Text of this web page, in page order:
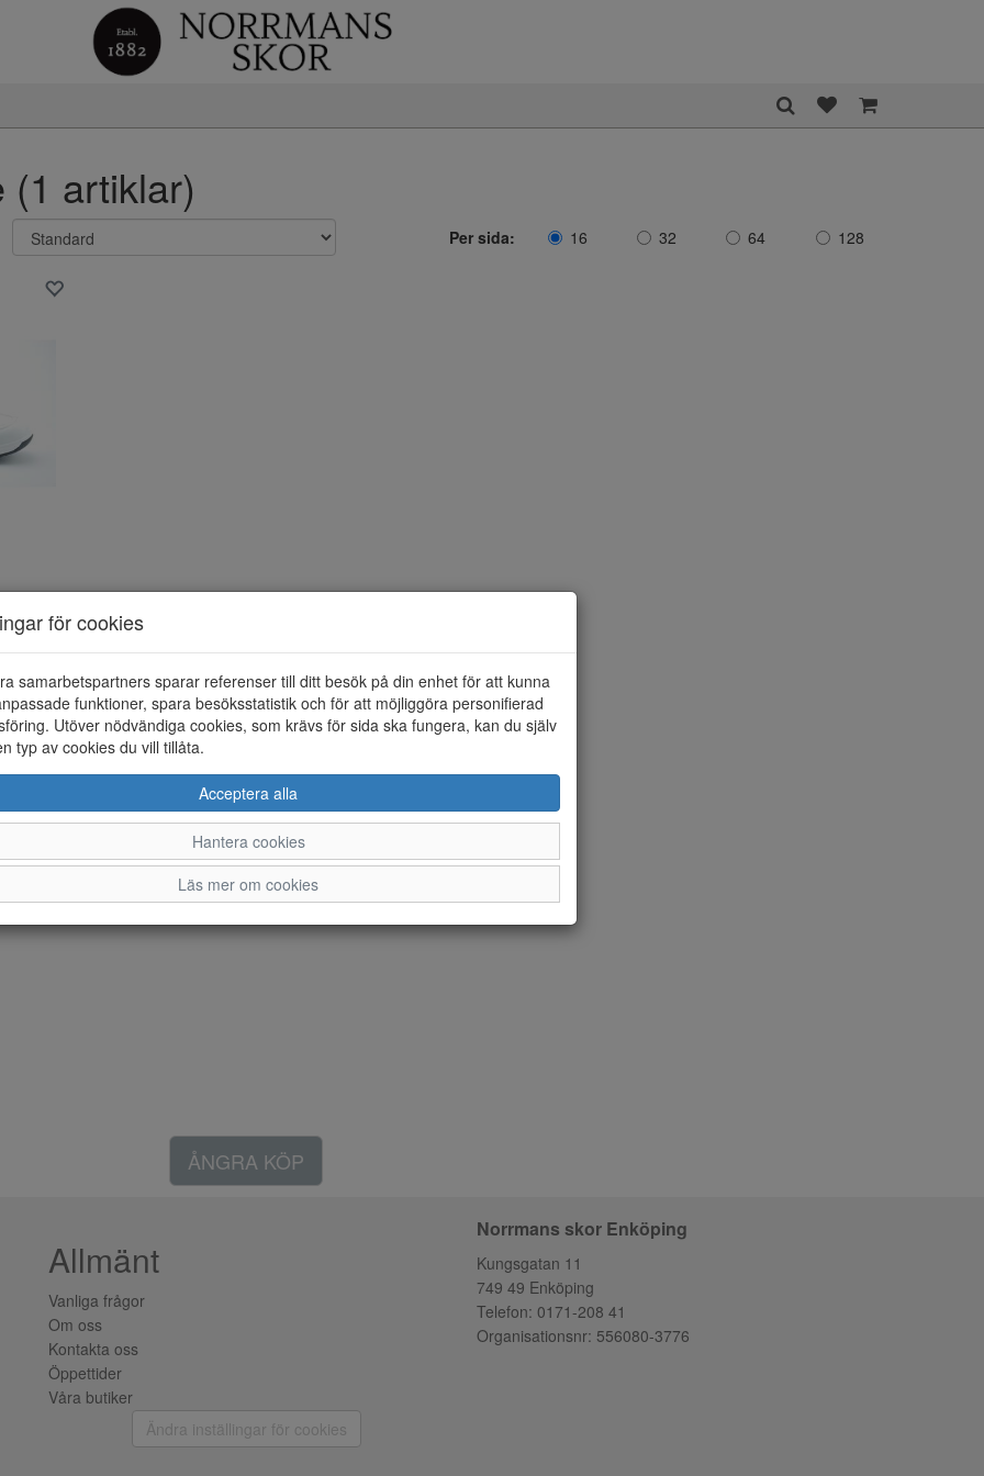
(1 artiklar)
Per sida: 16 32 64 128
ÅNGRA KÖP
för cookies
samarbetspartners sparar referenser till ditt besök på din enhet för att kunna
funktioner, spara besöksstatistik och för att möjliggöra personifierad
Utöver nödvändiga cookies, som krävs för sida ska fungera, kan du själv
typ av cookies du vill tillåta.
Acceptera alla
Hantera cookies
Läs mer om cookies
Allmänt
Vanliga frågor
Om oss
Kontakta oss
Öppettider
Våra butiker
Norrmans skor Enköping
Kungsgatan 11
749 49 Enköping
Telefon: 0171-208 41
Organisationsnr: 556080-3776
Ändra inställingar för cookies